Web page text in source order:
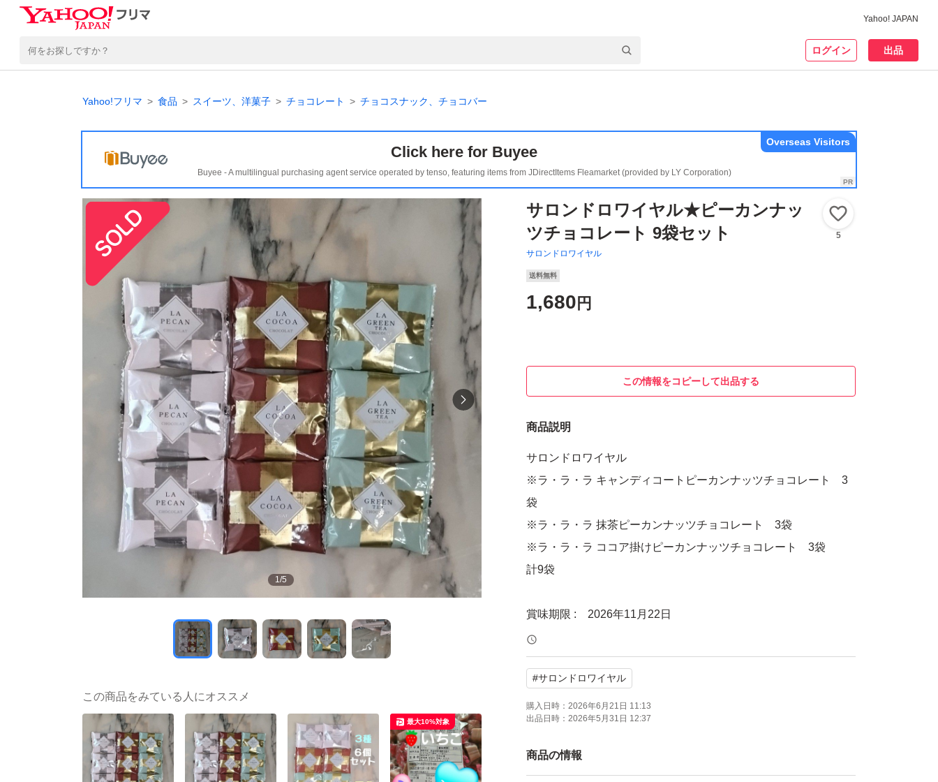
Yahoo! JAPAN
ログイン 出品
Yahoo!フリマ 食品 スイーツ、洋菓子 チョコレート チョコスナック、チョコバー
Click here for Buyee
Buyee - A multilingual purchasing agent service operated by tenso, featuring items from JDirectItems Fleamarket (provided by LY Corporation)
Overseas Visitors
1/5
サロンドロワイヤル★ピーカンナッ
ツチョコレート 9袋セット
サロンドロワイヤル
5
送料無料
1,680 円
この情報をコピーして出品する
商品説明
サロンドロワイヤル
※ラ・ラ・ラ キャンディコートピーカンナッツチョコレート 3
袋
※ラ・ラ・ラ 抹茶ピーカンナッツチョコレート 3袋
※ラ・ラ・ラ ココア掛けピーカンナッツチョコレート 3袋
計9袋
賞味期限 : 2026年11月22日
ポスト投函となりますので、配送中の溶け割れなどが発生する可
能性がございます。
予めご了承ください。
#サロンドロワイヤル
購入日時： 2026年6月21日 11:13
出品日時： 2026年5月31日 12:37
商品の情報
この商品をみている人にオススメ
最大10%対象